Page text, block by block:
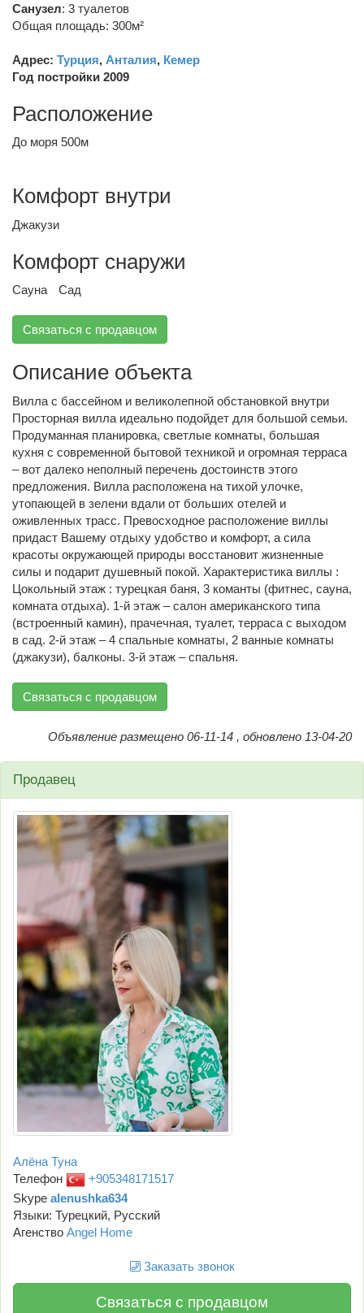
Санузел: 3 туалетов
Общая площадь: 300м²
Адрес: Турция, Анталия, Кемер
Год постройки 2009
Расположение
До моря 500м
Комфорт внутри
Джакузи
Комфорт снаружи
Сауна Сад
Связаться с продавцом
Описание объекта
Вилла с бассейном и великолепной обстановкой внутри
Просторная вилла идеально подойдет для большой семьи.
Продуманная планировка, светлые комнаты, большая
кухня с современной бытовой техникой и огромная терраса
– вот далеко неполный перечень достоинств этого
предложения. Вилла расположена на тихой улочке,
утопающей в зелени вдали от больших отелей и
оживленных трасс. Превосходное расположение виллы
придаст Вашему отдыху удобство и комфорт, а сила
красоты окружающей природы восстановит жизненные
силы и подарит душевный покой. Характеристика виллы :
Цокольный этаж : турецкая баня, 3 команты (фитнес, сауна,
комната отдыха). 1-й этаж – салон американского типа
(встроенный камин), прачечная, туалет, терраса с выходом
в сад. 2-й этаж – 4 спальные комнаты, 2 ванные комнаты
(джакузи), балконы. 3-й этаж – спальня.
Связаться с продавцом
Объявление размещено 06-11-14 , обновлено 13-04-20
Продавец
Алёна Туна
Телефон
+905348171517
Skype alenushka634
Языки: Турецкий, Русский
Агенство Angel Home
Заказать звонок
Связаться с продавцом